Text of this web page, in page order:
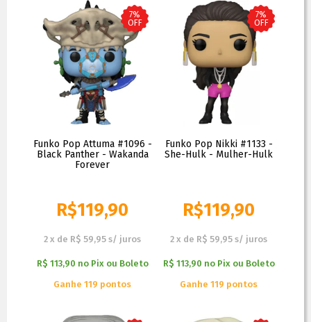
7%
OFF
Funko Pop Attuma #1096 -
Black Panther - Wakanda
Forever
R$119,90
2 x de R$ 59,95 s/ juros
R$ 113,90 no Pix ou Boleto
Ganhe 119 pontos
7%
OFF
Funko Pop Nikki #1133 -
She-Hulk - Mulher-Hulk
R$119,90
2 x de R$ 59,95 s/ juros
R$ 113,90 no Pix ou Boleto
Ganhe 119 pontos